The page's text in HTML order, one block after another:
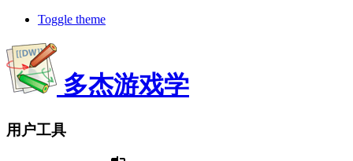
Toggle theme
多杰游戏学
用户工具